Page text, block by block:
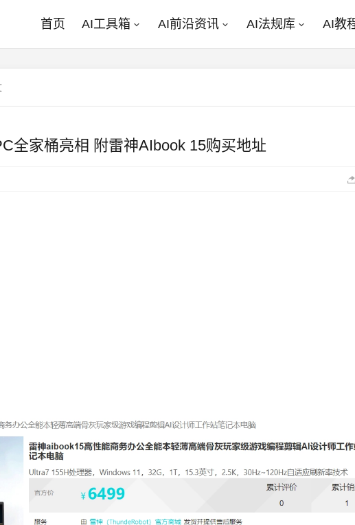
首页 AI工具箱 AI前沿资讯 AI法规库 AI教
全家桶亮相 附雷神AIbook 15购买地址